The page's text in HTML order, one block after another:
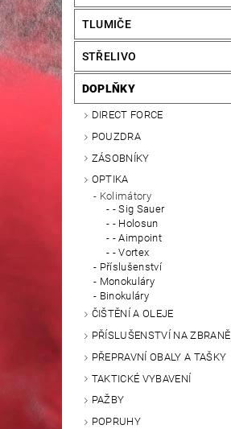
TLUMIČE
STŘELIVO
DOPLŇKY
DIRECT FORCE
POUZDRA
ZÁSOBNÍKY
OPTIKA
Kolimátory
- Sig Sauer
- Holosun
- Aimpoint
- Vortex
Příslušenství
Monokuláry
Binokuláry
ČIŠTĚNÍ A OLEJE
PŘÍSLUŠENSTVÍ NA ZBRANĚ
PŘEPRAVNÍ OBALY A TAŠKY
TAKTICKÉ VYBAVENÍ
PAŽBY
POPRUHY